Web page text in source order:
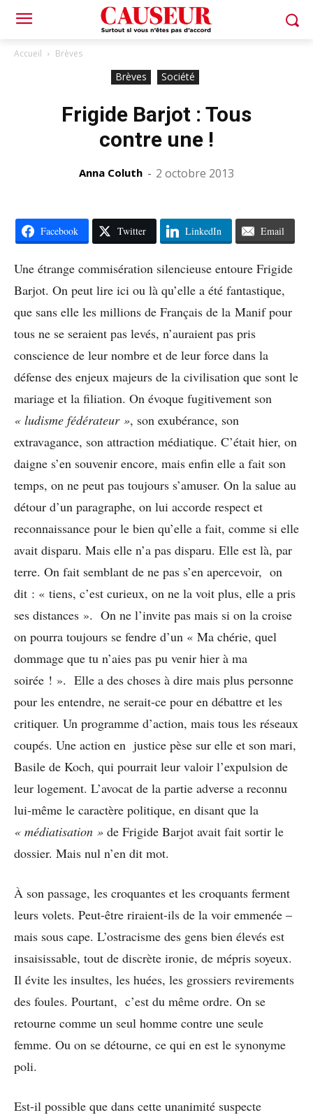
Accueil Brèves
Brèves Société
Frigide Barjot : Tous
contre une !
Anna Coluth - 2 octobre 2013
Facebook Twitter LinkedIn Email
Une étrange commisération silencieuse entoure Frigide
Barjot. On peut lire ici ou là qu’elle a été fantastique,
que sans elle les millions de Français de la Manif pour
tous ne se seraient pas levés, n’auraient pas pris
conscience de leur nombre et de leur force dans la
défense des enjeux majeurs de la civilisation que sont le
mariage et la filiation. On évoque fugitivement son
« ludisme fédérateur », son exubérance, son
extravagance, son attraction médiatique. C’était hier, on
daigne s’en souvenir encore, mais enfin elle a fait son
temps, on ne peut pas toujours s’amuser. On la salue au
détour d’un paragraphe, on lui accorde respect et
reconnaissance pour le bien qu’elle a fait, comme si elle
avait disparu. Mais elle n’a pas disparu. Elle est là, par
terre. On fait semblant de ne pas s’en apercevoir, on
dit : « tiens, c’est curieux, on ne la voit plus, elle a pris
ses distances ». On ne l’invite pas mais si on la croise
on pourra toujours se fendre d’un « Ma chérie, quel
dommage que tu n’aies pas pu venir hier à ma
soirée ! ». Elle a des choses à dire mais plus personne
pour les entendre, ne serait-ce pour en débattre et les
critiquer. Un programme d’action, mais tous les réseaux
coupés. Une action en justice pèse sur elle et son mari,
Basile de Koch, qui pourrait leur valoir l’expulsion de
leur logement. L’avocat de la partie adverse a reconnu
lui-même le caractère politique, en disant que la
« médiatisation » de Frigide Barjot avait fait sortir le
dossier. Mais nul n’en dit mot.
À son passage, les croquantes et les croquants ferment
leurs volets. Peut-être riraient-ils de la voir emmenée –
mais sous cape. L’ostracisme des gens bien élevés est
insaisissable, tout de discrète ironie, de mépris soyeux.
Il évite les insultes, les huées, les grossiers revirements
des foules. Pourtant, c’est du même ordre. On se
retourne comme un seul homme contre une seule
femme. Ou on se détourne, ce qui en est le synonyme
poli.
Est-il possible que dans cette unanimité suspecte